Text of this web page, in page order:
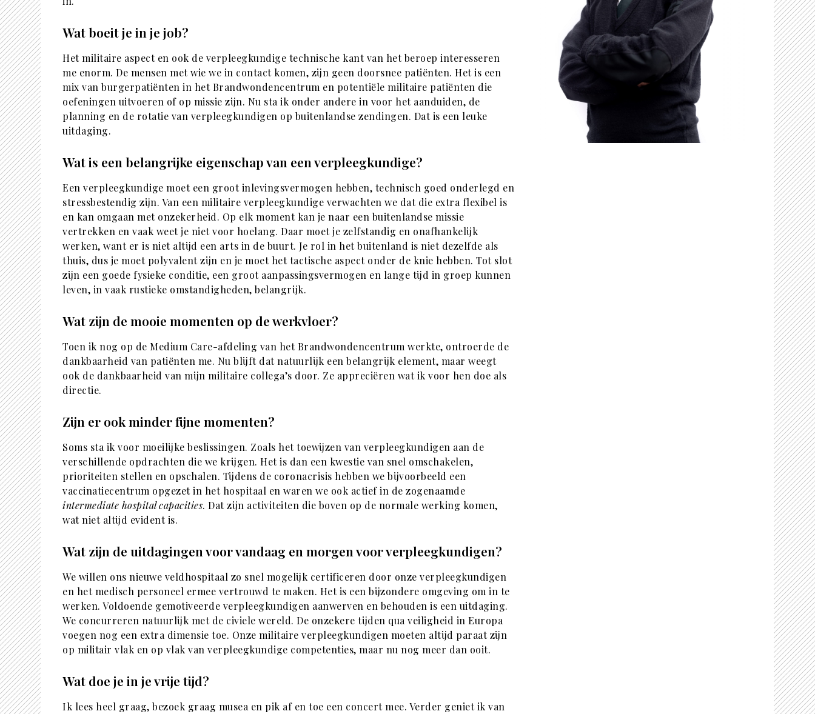
Wat boeit je in je job?
Het militaire aspect en ook de verpleegkundige technische kant van het beroep interesseren
me enorm. De mensen met wie we in contact komen, zijn geen doorsnee patiënten. Het is een
mix van burgerpatiënten in het Brandwondencentrum en potentiële militaire patiënten die
oefeningen uitvoeren of op missie zijn. Nu sta ik onder andere in voor het aanduiden, de
planning en de rotatie van verpleegkundigen op buitenlandse zendingen. Dat is een leuke
uitdaging.
Wat is een belangrijke eigenschap van een verpleegkundige?
Een verpleegkundige moet een groot inlevingsvermogen hebben, technisch goed onderlegd en
stressbestendig zijn. Van een militaire verpleegkundige verwachten we dat die extra flexibel is
en kan omgaan met onzekerheid. Op elk moment kan je naar een buitenlandse missie
vertrekken en vaak weet je niet voor hoelang. Daar moet je zelfstandig en onafhankelijk
werken, want er is niet altijd een arts in de buurt. Je rol in het buitenland is niet dezelfde als
thuis, dus je moet polyvalent zijn en je moet het tactische aspect onder de knie hebben. Tot slot
zijn een goede fysieke conditie, een groot aanpassingsvermogen en lange tijd in groep kunnen
leven, in vaak rustieke omstandigheden, belangrijk.
Wat zijn de mooie momenten op de werkvloer?
Toen ik nog op de Medium Care-afdeling van het Brandwondencentrum werkte, ontroerde de
dankbaarheid van patiënten me. Nu blijft dat natuurlijk een belangrijk element, maar weegt
ook de dankbaarheid van mijn militaire collega’s door. Ze appreciëren wat ik voor hen doe als
directie.
Zijn er ook minder fijne momenten?
Soms sta ik voor moeilijke beslissingen. Zoals het toewijzen van verpleegkundigen aan de
verschillende opdrachten die we krijgen. Het is dan een kwestie van snel omschakelen,
prioriteiten stellen en opschalen. Tijdens de coronacrisis hebben we bijvoorbeeld een
vaccinatiecentrum opgezet in het hospitaal en waren we ook actief in de zogenaamde
intermediate hospital capacities. Dat zijn activiteiten die boven op de normale werking komen,
wat niet altijd evident is.
Wat zijn de uitdagingen voor vandaag en morgen voor verpleegkundigen?
We willen ons nieuwe veldhospitaal zo snel mogelijk certificeren door onze verpleegkundigen
en het medisch personeel ermee vertrouwd te maken. Het is een bijzondere omgeving om in te
werken. Voldoende gemotiveerde verpleegkundigen aanwerven en behouden is een uitdaging.
We concurreren natuurlijk met de civiele wereld. De onzekere tijden qua veiligheid in Europa
voegen nog een extra dimensie toe. Onze militaire verpleegkundigen moeten altijd paraat zijn
op militair vlak en op vlak van verpleegkundige competenties, maar nu nog meer dan ooit.
Wat doe je in je vrije tijd?
Ik lees heel graag, bezoek graag musea en pik af en toe een concert mee. Verder geniet ik van